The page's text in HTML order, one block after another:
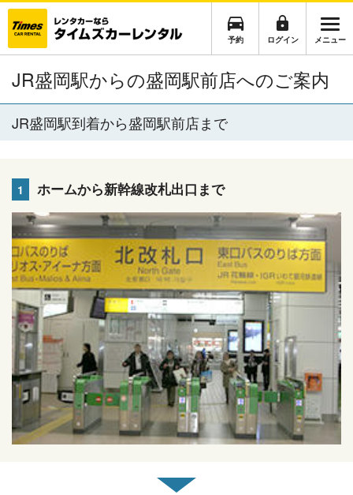
予約 ログイン メニュー
JR盛岡駅からの盛岡駅前店へのご案内
JR盛岡駅到着から盛岡駅前店まで
1 ホームから新幹線改札出口まで